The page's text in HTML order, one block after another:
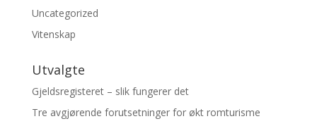
Uncategorized
Vitenskap
Utvalgte
Gjeldsregisteret – slik fungerer det
Tre avgjørende forutsetninger for økt romturisme